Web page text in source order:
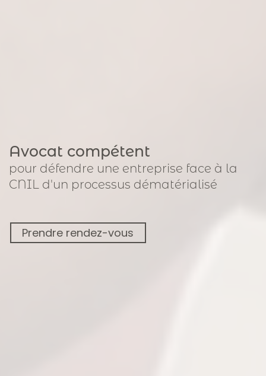
Avocat compétent
pour défendre une entreprise face à la
CNIL d'un processus dématérialisé
Prendre rendez-vous